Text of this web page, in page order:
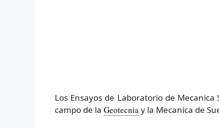
Los Ensayos de Laboratorio de
campo de la Geotecniay la Mecanica de